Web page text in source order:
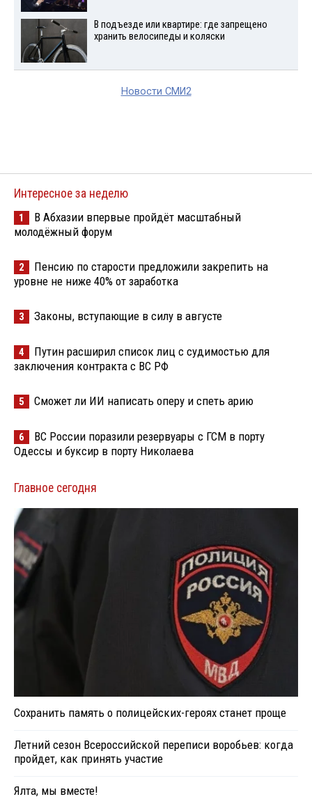
В подъезде или квартире: где запрещено
хранить велосипеды и коляски
Новости СМИ2
Интересное за неделю
1
В Абхазии впервые пройдёт масштабный
молодёжный форум
2
Пенсию по старости предложили закрепить на
уровне не ниже 40% от заработка
3 Законы, вступающие в силу в августе
4
Путин расширил список лиц с судимостью для
заключения контракта с ВС РФ
5 Сможет ли ИИ написать оперу и спеть арию
6
ВС России поразили резервуары с ГСМ в порту
Одессы и буксир в порту Николаева
Главное сегодня
Сохранить память о полицейских-героях станет проще
Летний сезон Всероссийской переписи воробьев: когда
пройдет, как принять участие
Ялта, мы вместе!